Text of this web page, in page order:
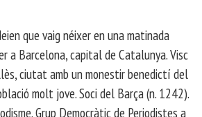
que vaig néixer en una matinada
a Barcelona, capital de Catalunya. Visc
ciutat amb un monestir benedictí del
molt jove. Soci del Barça (n. 1242).
Grup Democràtic de Periodistes a